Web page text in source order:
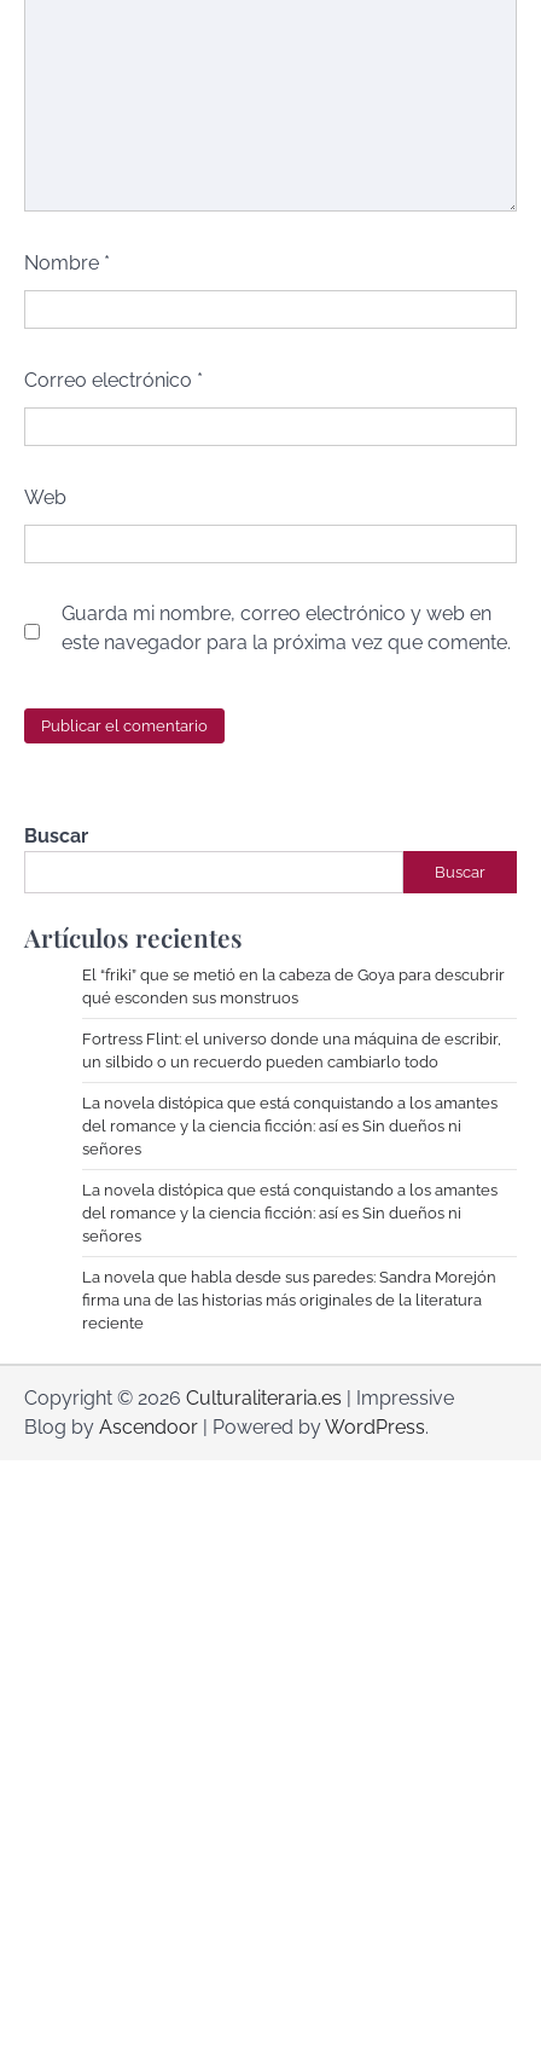
Nombre *
Correo electrónico *
Web
Guarda mi nombre, correo electrónico y web en
este navegador para la próxima vez que comente.
Buscar
Buscar
Artículos recientes
El “friki” que se metió en la cabeza de Goya para descubrir
qué esconden sus monstruos
Fortress Flint: el universo donde una máquina de escribir,
un silbido o un recuerdo pueden cambiarlo todo
La novela distópica que está conquistando a los amantes
del romance y la ciencia ficción: así es Sin dueños ni
señores
La novela distópica que está conquistando a los amantes
del romance y la ciencia ficción: así es Sin dueños ni
señores
La novela que habla desde sus paredes: Sandra Morejón
firma una de las historias más originales de la literatura
reciente
Copyright © 2026 Culturaliteraria.es | Impressive
Blog by Ascendoor | Powered byWordPress.